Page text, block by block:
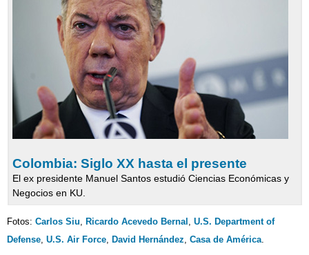
Colombia: Siglo XX hasta el presente
El ex presidente Manuel Santos estudió Ciencias Económicas y
Negocios en KU.
Fotos:Carlos Siu, Ricardo Acevedo Bernal ,U.S. Department of
Defense,U.S. Air Force, David Hernández,Casa de América.